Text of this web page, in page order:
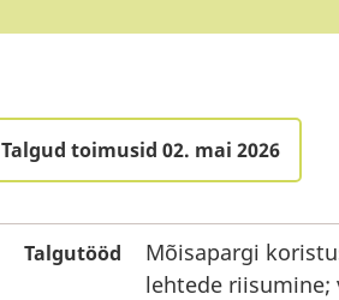
Talgud toimusid 02. mai 2026
Talgutööd
Mõisapargi
lehtede riisumine;